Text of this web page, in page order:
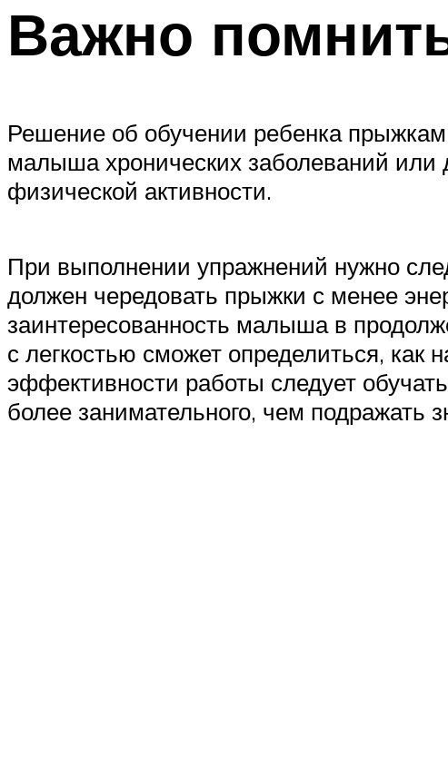
Важно
Решение об обучении ребенка
малыша хронических заболеваний или
физической активности.
При выполнении упражнений нужно
должен чередовать прыжки с менее
заинтересованность малыша в
с легкостью сможет определиться, как
эффективности работы следует
более занимательного, чем подражать